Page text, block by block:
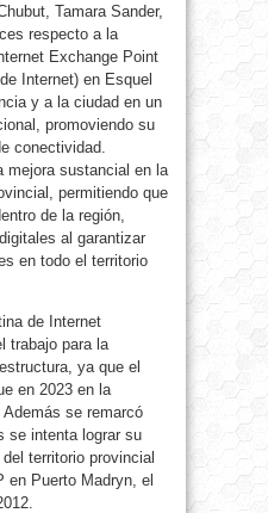
Tamara Sander,
respecto a la
Exchange Point
Internet) en Esquel
y a la ciudad en un
promoviendo su
conectividad.
mejora sustancial en la
permitiendo que
de la región,
al garantizar
en todo el territorio
de Internet
trabajo para la
ya que el
en 2023 en la
se remarcó
se intenta lograr su
territorio provincial
en Puerto Madryn, el